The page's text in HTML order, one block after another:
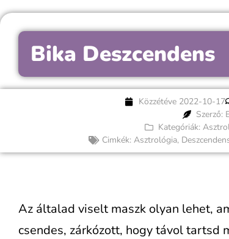
Bika Deszcendens
Közzétéve 2022-10-17
Szerző:
Kategóriák:
Cimkék: Asztrológia,
Az általad viselt maszk olyan lehet,
csendes, zárkózott, hogy távol tartsd